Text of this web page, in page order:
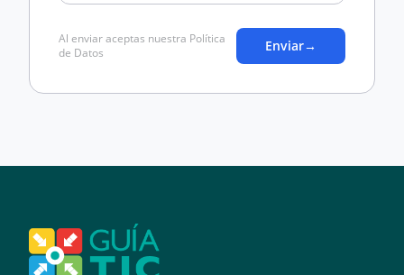
Al enviar aceptas nuestra Política
de Datos
Enviar→